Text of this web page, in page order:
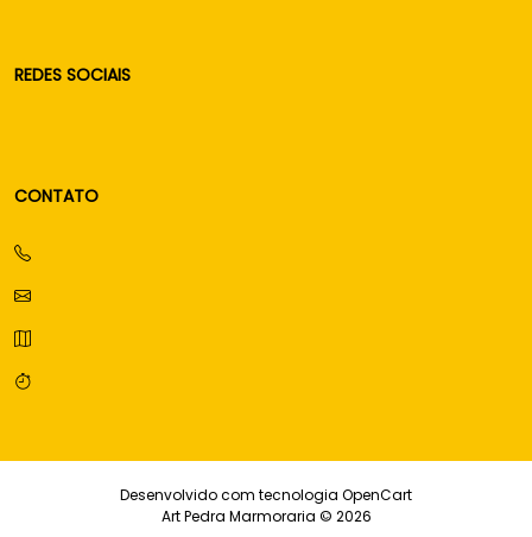
REDES SOCIAIS
CONTATO
Desenvolvido com tecnologia OpenCart
Art Pedra Marmoraria © 2026